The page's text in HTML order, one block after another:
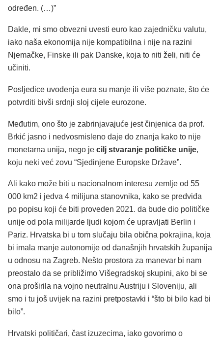
određen. (…)”
Dakle, mi smo obvezni uvesti euro kao zajedničku valutu,
iako naša ekonomija nije kompatibilna i nije na razini
Njemačke, Finske ili pak Danske, koja to niti želi, niti će
učiniti.
Posljedice uvođenja eura su manje ili više poznate, što će
potvrditi bivši srdnji sloj cijele eurozone.
Međutim, ono što je zabrinjavajuće jest činjenica da prof.
Brkić jasno i nedvosmisleno daje do znanja kako to nije
monetarna unija, nego je cilj stvaranje političke unije,
koju neki već zovu “Sjedinjene Europske Države”.
Ali kako može biti u nacionalnom interesu zemlje od 55
000 km2 i jedva 4 milijuna stanovnika, kako se predviđa
po popisu koji će biti proveden 2021. da bude dio političke
unije od pola milijarde ljudi kojom će upravljati Berlin i
Pariz. Hrvatska bi u tom slučaju bila obična pokrajina, koja
bi imala manje autonomije od današnjih hrvatskih županija
u odnosu na Zagreb. Nešto prostora za manevar bi nam
preostalo da se približimo Višegradskoj skupini, ako bi se
ona proširila na vojno neutralnu Austriju i Sloveniju, ali
smo i tu još uvijek na razini pretpostavki i “što bi bilo kad bi
bilo”.
Hrvatski političari, čast izuzecima, iako govorimo o